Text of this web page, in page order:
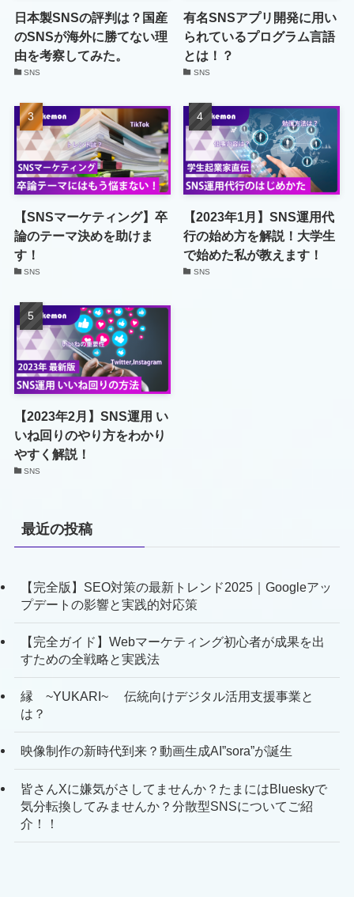
日本製SNSの評判は？国産
のSNSが海外に勝てない理
由を考察してみた。
SNS
有名SNSアプリ開発に用い
られているプログラム言語
とは！？
SNS
【SNSマーケティング】卒
論のテーマ決めを助けま
す！
SNS
【2023年1月】SNS運用代
行の始め方を解説！大学生
で始めた私が教えます！
SNS
【2023年2月】SNS運用 い
いね回りのやり方をわかり
やすく解説！
SNS
最近の投稿
【完全版】SEO対策の最新トレンド2025｜Googleアッ
プデートの影響と実践的対応策
【完全ガイド】Webマーケティング初心者が成果を出
すための全戦略と実践法
縁 ~YUKARI~ 伝統向けデジタル活用支援事業と
は？
映像制作の新時代到来？動画生成AI”sora”が誕生
皆さんXに嫌気がさしてませんか？たまにはBlueskyで
気分転換してみませんか？分散型SNSについてご紹
介！！